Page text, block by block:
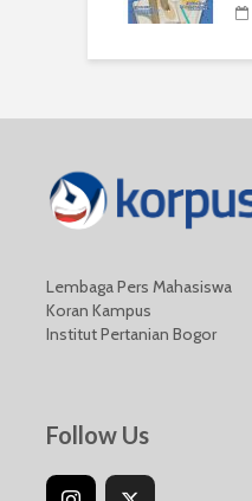
Lembaga Pers Mahasiswa
Koran Kampus
Institut Pertanian Bogor
Follow Us